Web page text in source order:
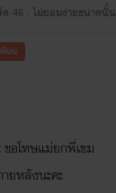
ดี้การ์ด 46 : ไม่ยอมง่ายขนาดนั้น
ขียน
อโทษแม่ยกพี่เขม
ยหลังนะคะ